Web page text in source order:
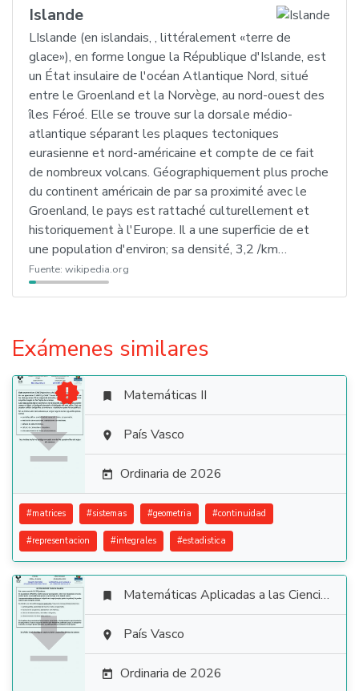
Islande
LIslande (en islandais, , littéralement «terre de
glace»), en forme longue la République d'Islande, est
un État insulaire de l'océan Atlantique Nord, situé
entre le Groenland et la Norvège, au nord-ouest des
îles Féroé. Elle se trouve sur la dorsale médio-
atlantique séparant les plaques tectoniques
eurasienne et nord-américaine et compte de ce fait
de nombreux volcans. Géographiquement plus proche
du continent américain de par sa proximité avec le
Groenland, le pays est rattaché culturellement et
historiquement à l'Europe. Il a une superficie de et
une population d'environ; sa densité, 3,2 /km…
Fuente: wikipedia.org
Exámenes similares

  Matemáticas II
 País Vasco
 Ordinaria de 2026
#matrices #sistemas #geometria #continuidad
#representacion #integrales #estadistica

 Matemáticas Aplicadas a las Ciencias Sociales
 País Vasco
 Ordinaria de 2026